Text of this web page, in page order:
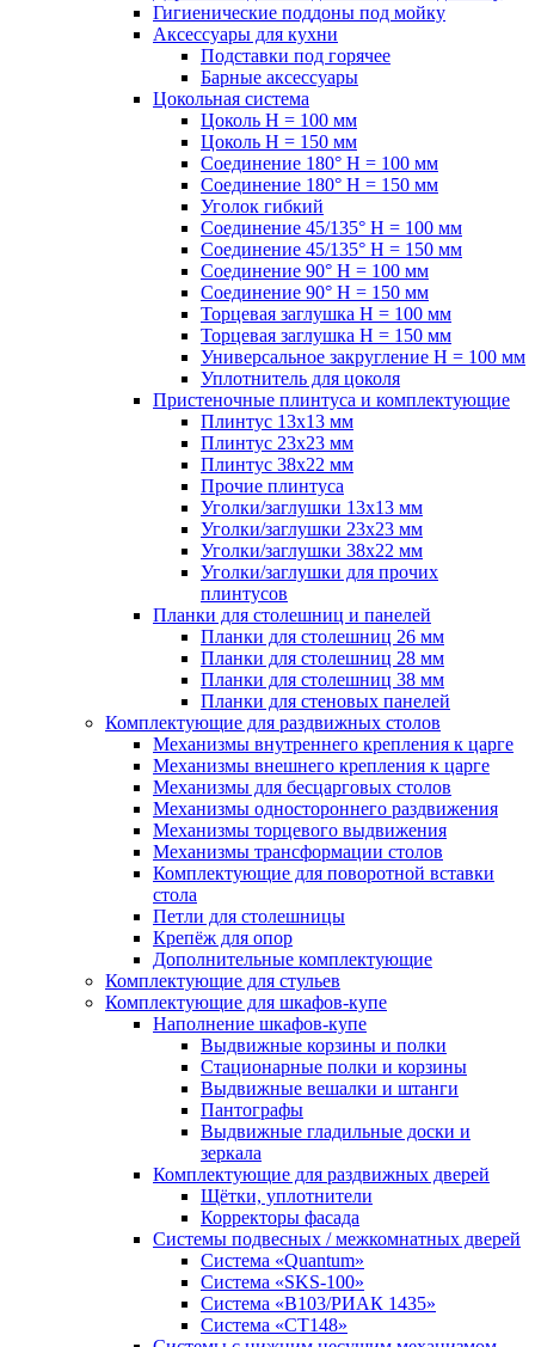
Гигиенические поддоны под мойку
Аксессуары для кухни
Подставки под горячее
Барные аксессуары
Цокольная система
Цоколь H = 100 мм
Цоколь H = 150 мм
Соединение 180° H = 100 мм
Соединение 180° H = 150 мм
Уголок гибкий
Соединение 45/135° H = 100 мм
Соединение 45/135° H = 150 мм
Соединение 90° H = 100 мм
Соединение 90° H = 150 мм
Торцевая заглушка H = 100 мм
Торцевая заглушка H = 150 мм
Универсальное закругление H = 100 мм
Уплотнитель для цоколя
Пристеночные плинтуса и комплектующие
Плинтус 13х13 мм
Плинтус 23х23 мм
Плинтус 38х22 мм
Прочие плинтуса
Уголки/заглушки 13х13 мм
Уголки/заглушки 23х23 мм
Уголки/заглушки 38х22 мм
Уголки/заглушки для прочих
плинтусов
Планки для столешниц и панелей
Планки для столешниц 26 мм
Планки для столешниц 28 мм
Планки для столешниц 38 мм
Планки для стеновых панелей
Комплектующие для раздвижных столов
Механизмы внутреннего крепления к царге
Механизмы внешнего крепления к царге
Механизмы для бесцарговых столов
Механизмы одностороннего раздвижения
Механизмы торцевого выдвижения
Механизмы трансформации столов
Комплектующие для поворотной вставки
стола
Петли для столешницы
Крепёж для опор
Дополнительные комплектующие
Комплектующие для стульев
Комплектующие для шкафов-купе
Наполнение шкафов-купе
Выдвижные корзины и полки
Стационарные полки и корзины
Выдвижные вешалки и штанги
Пантографы
Выдвижные гладильные доски и
зеркала
Комплектующие для раздвижных дверей
Щётки, уплотнители
Корректоры фасада
Системы подвесных / межкомнатных дверей
Система «Quantum»
Система «SKS-100»
Система «B103/РИАК 1435»
Система «СТ148»